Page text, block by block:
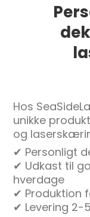
Hos
unikke
og
✔ Personligt
✔ Udkast til
hverdage
✔ Produktion
✔ Levering 2-